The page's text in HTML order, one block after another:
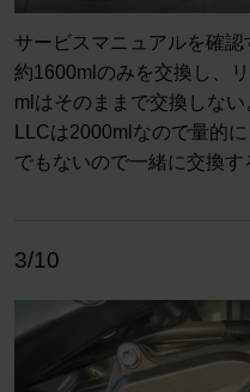
サービスマニュアルを確
約1600mlのみを交換し、
mlはそのままで交換しな
LLCは2000mlなので量的
でもないので一緒に交換す
3/10